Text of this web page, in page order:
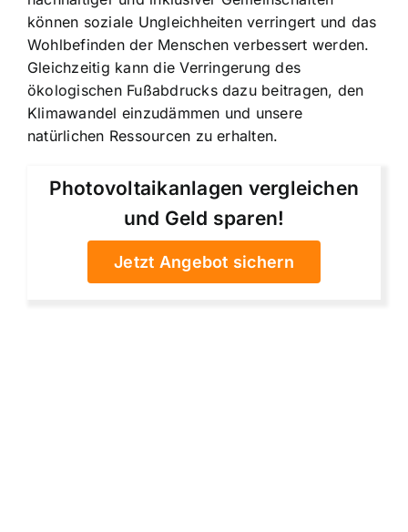
können soziale Ungleichheiten verringert und das
Wohlbefinden der Menschen verbessert werden.
Gleichzeitig kann die Verringerung des
ökologischen Fußabdrucks dazu beitragen, den
Klimawandel einzudämmen und unsere
natürlichen Ressourcen zu erhalten.
Photovoltaikanlagen vergleichen
und Geld sparen!
Jetzt Angebot sichern